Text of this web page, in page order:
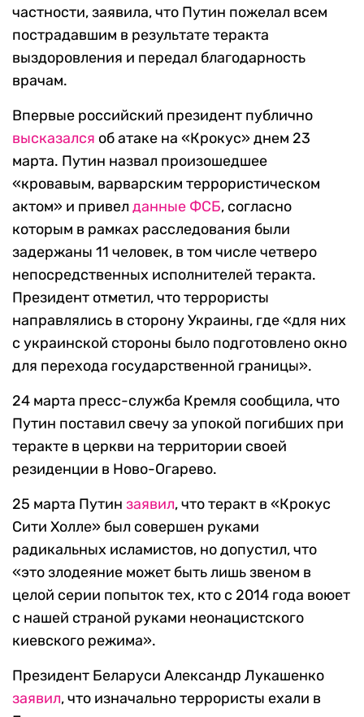
частности, заявила, что Путин пожелал всем
пострадавшим в результате теракта
выздоровления и передал благодарность
врачам.
Впервые российский президент публично
высказался об атаке на «Крокус» днем 23
марта. Путин назвал произошедшее
«кровавым, варварским террористическом
актом» и привел данные ФСБ, согласно
которым в рамках расследования были
задержаны 11 человек, в том числе четверо
непосредственных исполнителей теракта.
Президент отметил, что террористы
направлялись в сторону Украины, где «для них
с украинской стороны было подготовлено окно
для перехода государственной границы».
24 марта пресс-служба Кремля сообщила, что
Путин поставил свечу за упокой погибших при
теракте в церкви на территории своей
резиденции в Ново-Огарево.
25 марта Путин заявил, что теракт в «Крокус
Сити Холле» был совершен руками
радикальных исламистов, но допустил, что
«это злодеяние может быть лишь звеном в
целой серии попыток тех, кто с 2014 года воюет
с нашей страной руками неонацистского
киевского режима».
Президент Беларуси Александр Лукашенко
заявил, что изначально террористы ехали в